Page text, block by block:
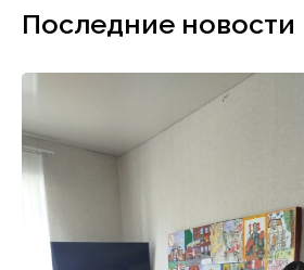
Последние новости